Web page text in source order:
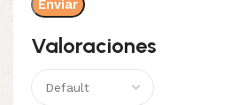
Valoraciones